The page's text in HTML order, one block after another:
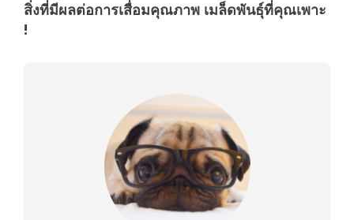
สิ่งที่มีผลต่อการเสื่อมคุณภาพ เมล็ดพันธุ์ที่คุณเพาะ
!